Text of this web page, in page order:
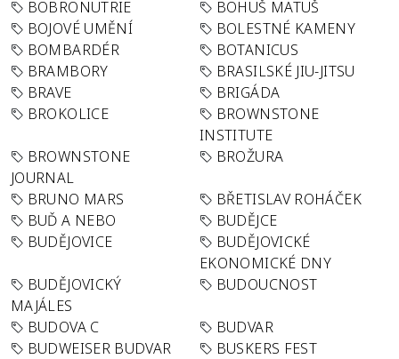
BOBRONUTRIE
BOHUŠ MATUŠ
BOJOVÉ UMĚNÍ
BOLESTNÉ KAMENY
BOMBARDÉR
BOTANICUS
BRAMBORY
BRASILSKÉ JIU-JITSU
BRAVE
BRIGÁDA
BROKOLICE
BROWNSTONE
INSTITUTE
BROWNSTONE
JOURNAL
BROŽURA
BRUNO MARS
BŘETISLAV ROHÁČEK
BUĎ A NEBO
BUDĚJCE
BUDĚJOVICE
BUDĚJOVICKÉ
EKONOMICKÉ DNY
BUDĚJOVICKÝ
MAJÁLES
BUDOUCNOST
BUDOVA C
BUDVAR
BUDWEISER BUDVAR
BUSKERS FEST